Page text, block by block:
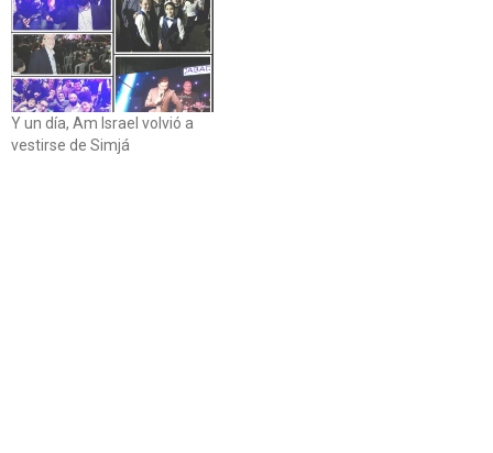
Y un día, Am Israel volvió a
vestirse de Simjá